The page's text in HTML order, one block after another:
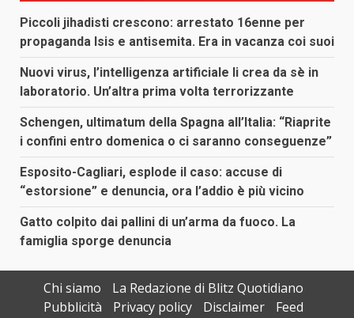
Piccoli jihadisti crescono: arrestato 16enne per
propaganda Isis e antisemita. Era in vacanza coi suoi
Nuovi virus, l’intelligenza artificiale li crea da sè in
laboratorio. Un’altra prima volta terrorizzante
Schengen, ultimatum della Spagna all’Italia: “Riaprite
i confini entro domenica o ci saranno conseguenze”
Esposito-Cagliari, esplode il caso: accuse di
“estorsione” e denuncia, ora l’addio è più vicino
Gatto colpito dai pallini di un’arma da fuoco. La
famiglia sporge denuncia
Chi siamo
La Redazione di Blitz Quotidiano
Pubblicità
Privacy policy Disclaimer Feed